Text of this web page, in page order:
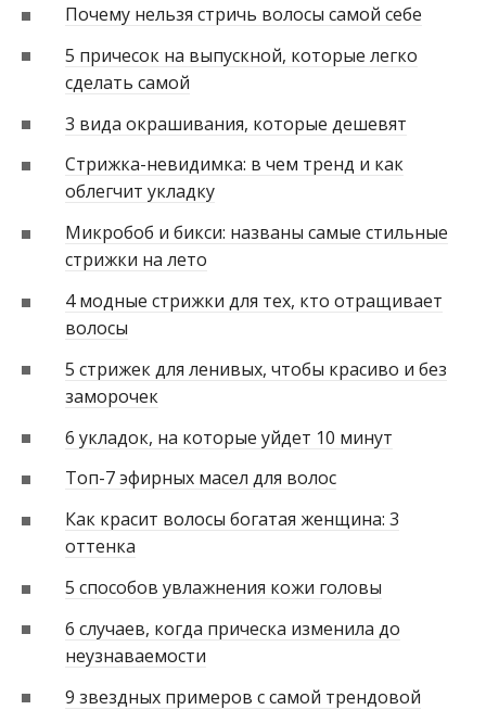
Почему нельзя стричь волосы самой себе
5 причесок на выпускной, которые легко
сделать самой
3 вида окрашивания, которые дешевят
Стрижка-невидимка: в чем тренд и как
облегчит укладку
Микробоб и бикси: названы самые стильные
стрижки на лето
4 модные стрижки для тех, кто отращивает
волосы
5 стрижек для ленивых, чтобы красиво и без
заморочек
6 укладок, на которые уйдет 10 минут
Топ-7 эфирных масел для волос
Как красит волосы богатая женщина: 3
оттенка
5 способов увлажнения кожи головы
6 случаев, когда прическа изменила до
неузнаваемости
9 звездных примеров с самой трендовой